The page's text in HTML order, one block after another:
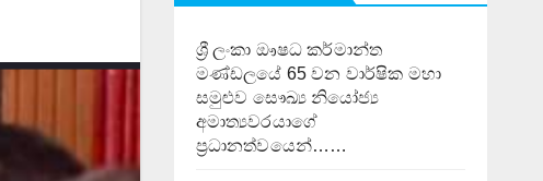
ශ්‍රී ලංකා ඖෂධ කර්මාන්ත
මණ්ඩලයේ 65 වන වාර්ෂික මහා
සමුළුව සෞඛ්‍ය නියෝජ්‍ය
අමාත්‍යවරයාගේ
ප්‍රධානත්වයෙන්……